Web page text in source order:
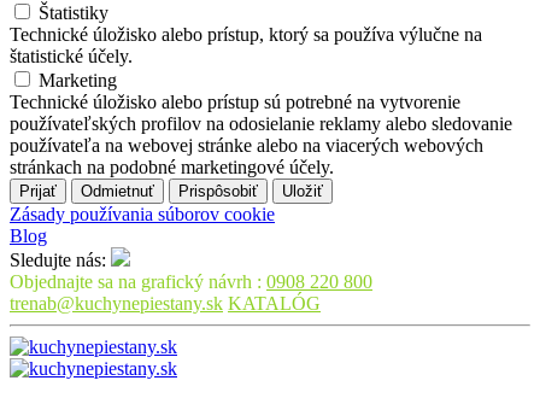
Štatistiky
Technické úložisko alebo prístup, ktorý sa používa výlučne na
štatistické účely.
Marketing
Technické úložisko alebo prístup sú potrebné na vytvorenie
používateľských profilov na odosielanie reklamy alebo sledovanie
používateľa na webovej stránke alebo na viacerých webových
stránkach na podobné marketingové účely.
Prijať Odmietnuť Prispôsobiť Uložiť
Zásady používania súborov cookie
Blog
Sledujte nás:
Objednajte sa na grafický návrh : 0908 220 800
trenab@kuchynepiestany.sk KATALÓG